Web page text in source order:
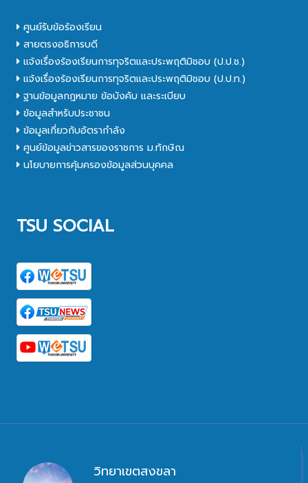
ศูนย์รับข้อร้องเรียน
สายตรงอธิการบดี
แจ้งเรื่องร้องเรียนการทุจริตและประพฤติมิชอบ (ป.ป.ช.)
แจ้งเรื่องร้องเรียนการทุจริตและประพฤติมิชอบ (ป.ป.ท.)
ฐานข้อมูลกฎหมาย ข้อบังคับ และระเบียบ
ข้อมูลสำหรับประชาชน
ข้อมูลเกี่ยวกับอัตรากำลัง
ศูนย์ข้อมูลข่าวสารของราชการ ม.ทักษิณ
นโยบายการคุ้มครองข้อมูลส่วนบุคคล
TSU SOCIAL
วิทยาเขตสงขลา